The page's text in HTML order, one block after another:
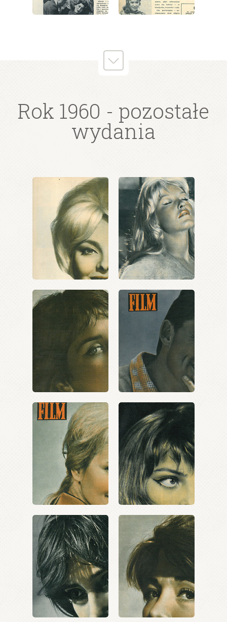
wydanie: 22/1960 wydanie: 22/1960
wydanie: 22/1960
Rok 1960 - pozostałe
wydania